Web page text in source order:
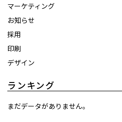
マーケティング
お知らせ
採用
印刷
デザイン
ランキング
まだデータがありません。